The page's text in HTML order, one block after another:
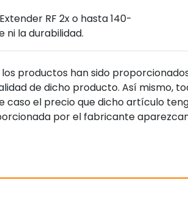
RF 2x o hasta 140-
ni la durabilidad.
productos han sido
de dicho producto. Así mismo,
caso el precio que dicho artículo
por el fabricante